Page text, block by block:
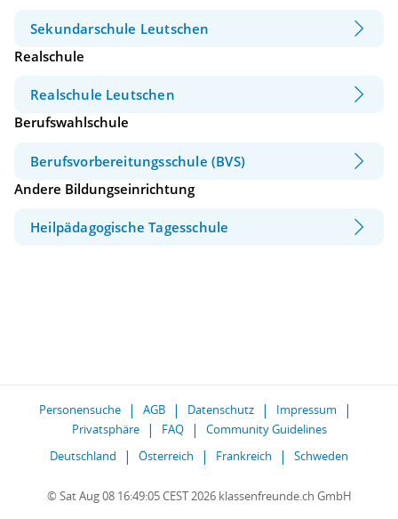
Sekundarschule Leutschen
Realschule
Realschule Leutschen
Berufswahlschule
Berufsvorbereitungsschule (BVS)
Andere Bildungseinrichtung
Heilpädagogische Tagesschule
Personensuche AGB Datenschutz
Impressum
Privatsphäre
FAQ
Community Guidelines
Deutschland
Österreich Frankreich Schweden
© Sat Aug 08 16:49:05 CEST 2026 klassenfreunde.ch GmbH